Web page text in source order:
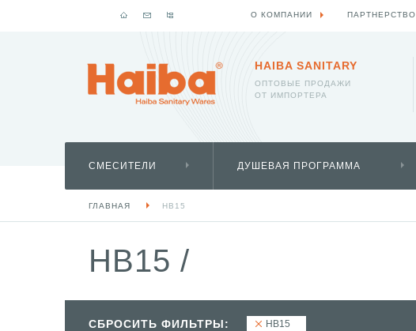
HAIBA SANITARY
ОПТОВЫЕ ПРОДАЖИ
ОТ ИМПОРТЕРА
СМЕСИТЕЛИ ДУШЕВАЯ ПРОГРАММА
ГЛАВНАЯ HB15
HB15 /
СБРОСИТЬ ФИЛЬТРЫ: HB15
О КОМПАНИИ ПАРТНЕРСТВО